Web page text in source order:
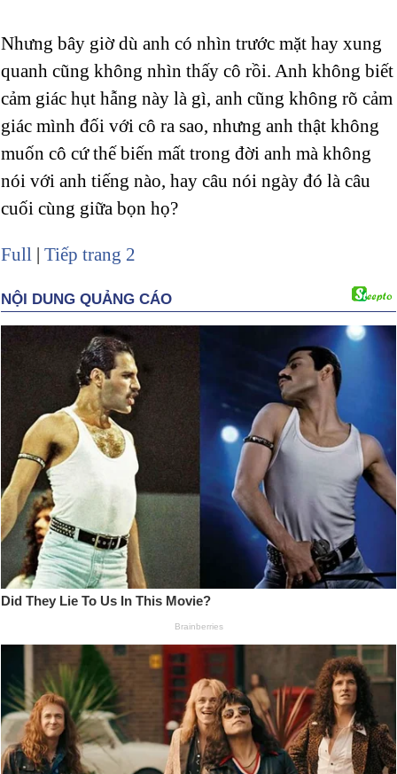
Nhưng bây giờ dù anh có nhìn trước mặt hay xung
quanh cũng không nhìn thấy cô rồi. Anh không biết
cảm giác hụt hẫng này là gì, anh cũng không rõ cảm
giác mình đối với cô ra sao, nhưng anh thật không
muốn cô cứ thế biến mất trong đời anh mà không
nói với anh tiếng nào, hay câu nói ngày đó là câu
cuối cùng giữa bọn họ?
Full | Tiếp trang 2